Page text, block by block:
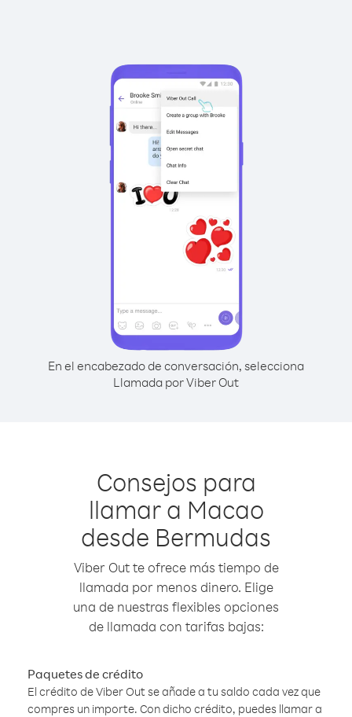
En el encabezado de conversación, selecciona
Llamada por Viber Out
Consejos para
llamar a Macao
desde Bermudas
Viber Out te ofrece más tiempo de
llamada por menos dinero. Elige
una de nuestras flexibles opciones
de llamada con tarifas bajas:
Paquetes de crédito
El crédito de Viber Out se añade a tu saldo cada vez que
compres un importe. Con dicho crédito, puedes llamar a